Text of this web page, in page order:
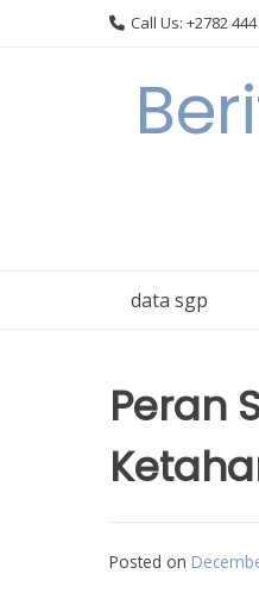
Call Us: +2782 444
data sgp
Peran
Posted on